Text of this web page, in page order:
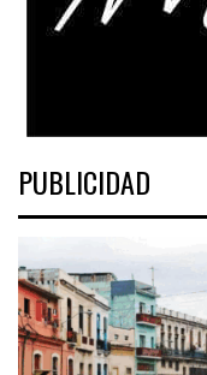
PUBLICIDAD